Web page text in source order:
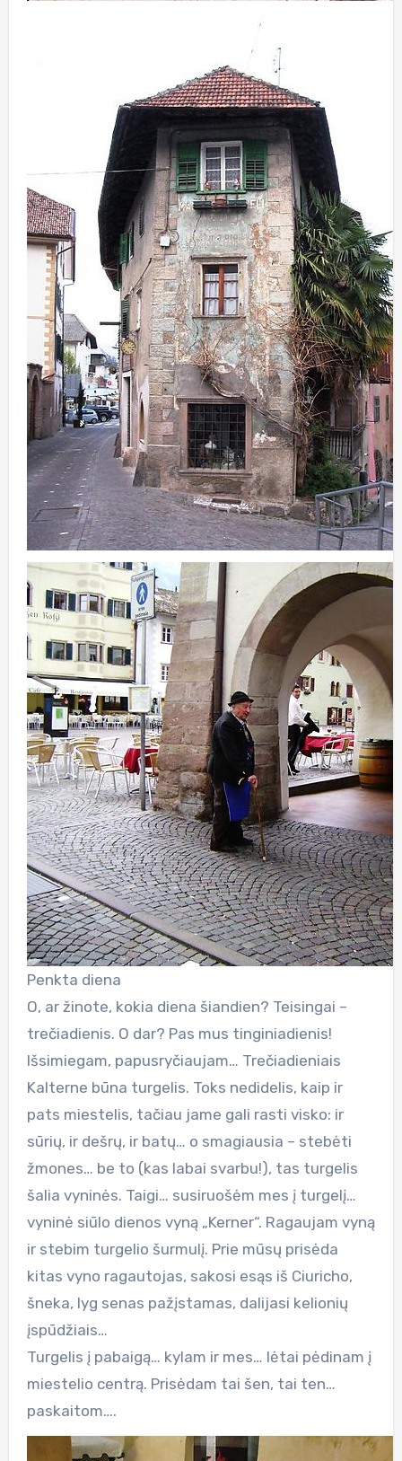
Penkta diena
O, ar žinote, kokia diena šiandien? Teisingai –
trečiadienis. O dar? Pas mus tinginiadienis!
Išsimiegam, papusryčiaujam… Trečiadieniais
Kalterne būna turgelis. Toks nedidelis, kaip ir
pats miestelis, tačiau jame gali rasti visko: ir
sūrių, ir dešrų, ir batų… o smagiausia – stebėti
žmones… be to (kas labai svarbu!), tas turgelis
šalia vyninės. Taigi… susiruošėm mes į turgelį…
vyninė siūlo dienos vyną „Kerner“. Ragaujam vyną
ir stebim turgelio šurmulį. Prie mūsų prisėda
kitas vyno ragautojas, sakosi esąs iš Ciuricho,
šneka, lyg senas pažįstamas, dalijasi kelionių
įspūdžiais…
Turgelis į pabaigą… kylam ir mes… lėtai pėdinam į
miestelio centrą. Prisėdam tai šen, tai ten…
paskaitom….